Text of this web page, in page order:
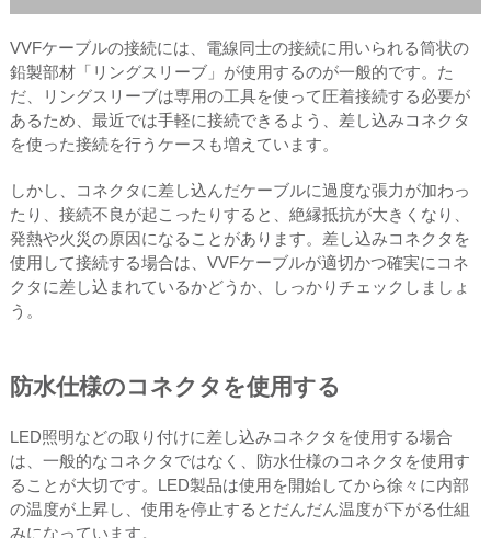
VVFケーブルの接続には、電線同士の接続に用いられる筒状の
鉛製部材「リングスリーブ」が使用するのが一般的です。た
だ、リングスリーブは専用の工具を使って圧着接続する必要が
あるため、最近では手軽に接続できるよう、差し込みコネクタ
を使った接続を行うケースも増えています。
しかし、コネクタに差し込んだケーブルに過度な張力が加わっ
たり、接続不良が起こったりすると、絶縁抵抗が大きくなり、
発熱や火災の原因になることがあります。差し込みコネクタを
使用して接続する場合は、VVFケーブルが適切かつ確実にコネ
クタに差し込まれているかどうか、しっかりチェックしましょ
う。
防水仕様のコネクタを使用する
LED照明などの取り付けに差し込みコネクタを使用する場合
は、一般的なコネクタではなく、防水仕様のコネクタを使用す
ることが大切です。LED製品は使用を開始してから徐々に内部
の温度が上昇し、使用を停止するとだんだん温度が下がる仕組
みになっています。